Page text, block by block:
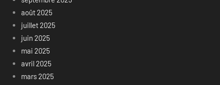
août 2025
juillet 2025
juin 2025
mai 2025
avril 2025
mars 2025